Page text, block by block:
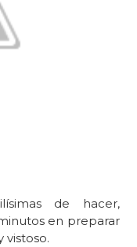
de hacer,
en preparar
vistoso.